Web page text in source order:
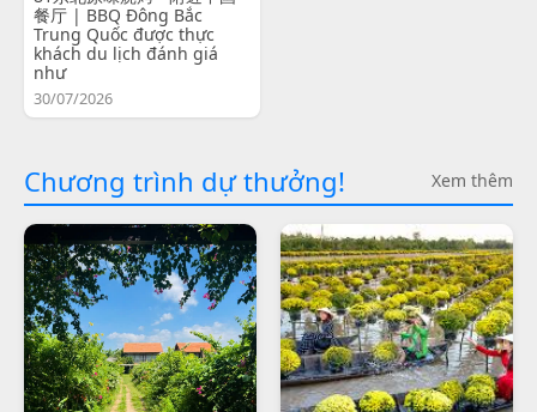
餐厅 | BBQ Đông Bắc
Trung Quốc được thực
khách du lịch đánh giá
như
30/07/2026
Chương trình dự thưởng! Xem thêm